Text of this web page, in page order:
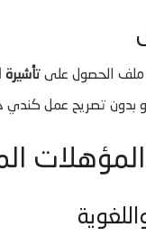
الحصول على تأشيرة
بدون تصريح عمل كندي